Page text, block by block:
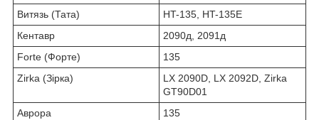
Витязь (Тата)
HT-135, HT-135E
Кентавр
2090д, 2091д
Forte (Форте)
135
Zirka (Зірка)
LX 2090D, LX 2092D, Zirka
GT90D01
Аврора
135